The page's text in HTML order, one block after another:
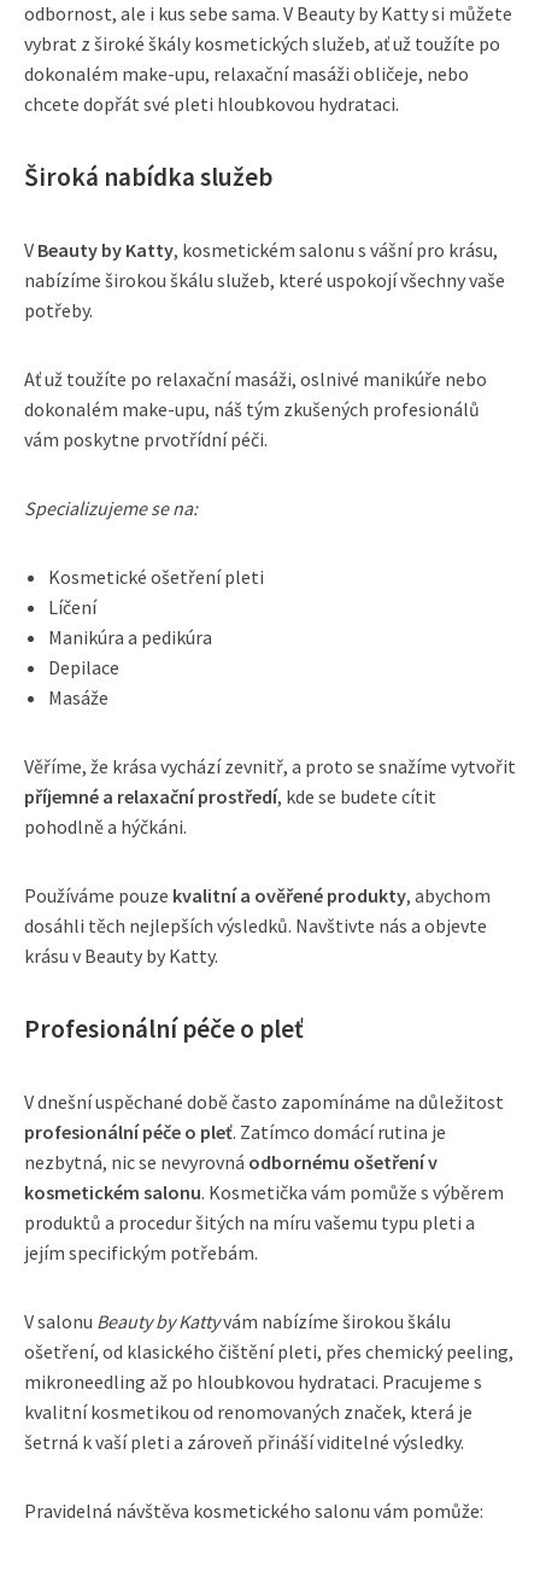
odbornost, ale i kus sebe sama. V Beauty by Katty si můžete
vybrat z široké škály kosmetických služeb, ať už toužíte po
dokonalém make-upu, relaxační masáži obličeje, nebo
chcete dopřát své pleti hloubkovou hydrataci.
Široká nabídka služeb
V Beauty by Katty, kosmetickém salonu s vášní pro krásu,
nabízíme širokou škálu služeb, které uspokojí všechny vaše
potřeby.
Ať už toužíte po relaxační masáži, oslnivé manikúře nebo
dokonalém make-upu, náš tým zkušených profesionálů
vám poskytne prvotřídní péči.
Specializujeme se na:
Kosmetické ošetření pleti
Líčení
Manikúra a pedikúra
Depilace
Masáže
Věříme, že krása vychází zevnitř, a proto se snažíme vytvořit
příjemné a relaxační prostředí, kde se budete cítit
pohodlně a hýčkáni.
Používáme pouze kvalitní a ověřené produkty, abychom
dosáhli těch nejlepších výsledků. Navštivte nás a objevte
krásu v Beauty by Katty.
Profesionální péče o pleť
V dnešní uspěchané době často zapomínáme na důležitost
profesionální péče o pleť. Zatímco domácí rutina je
nezbytná, nic se nevyrovná odbornému ošetření v
kosmetickém salonu. Kosmetička vám pomůže s výběrem
produktů a procedur šitých na míru vašemu typu pleti a
jejím specifickým potřebám.
V salonu Beauty by Kattyvám nabízíme širokou škálu
ošetření, od klasického čištění pleti, přes chemický peeling,
mikroneedling až po hloubkovou hydrataci. Pracujeme s
kvalitní kosmetikou od renomovaných značek, která je
šetrná k vaší pleti a zároveň přináší viditelné výsledky.
Pravidelná návštěva kosmetického salonu vám pomůže: